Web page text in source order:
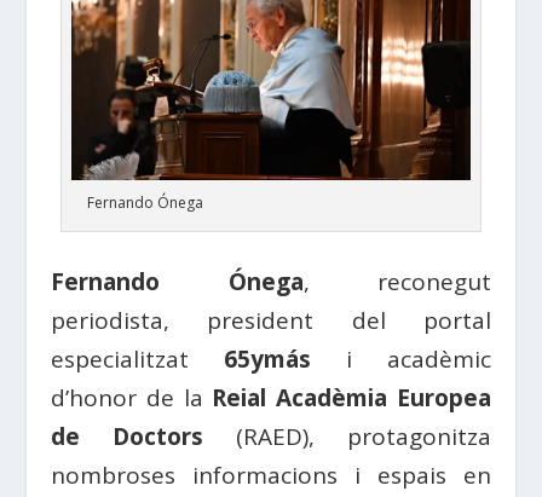
Fernando Ónega
Fernando Ónega, reconegut
periodista, president del portal
especialitzat
65ymás i acadèmic
d’honor de la Reial Acadèmia Europea
de Doctors (RAED), protagonitza
nombroses informacions i espais en